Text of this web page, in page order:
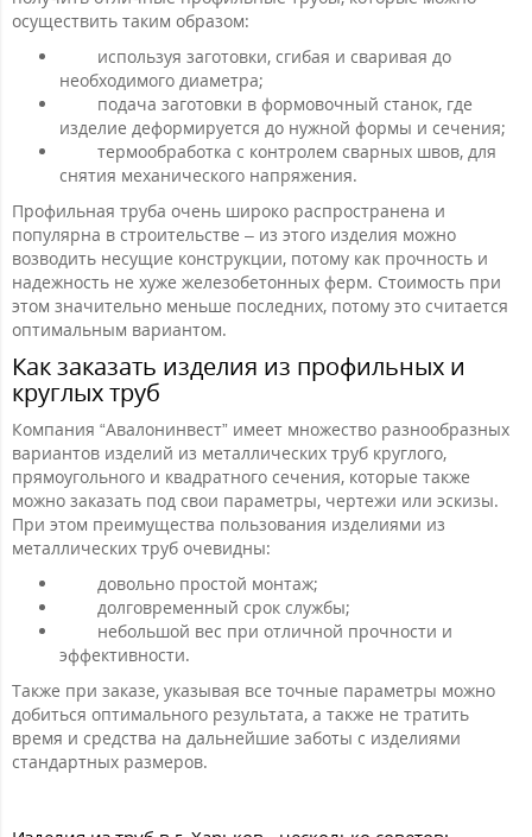
осуществить таким образом:
используя заготовки, сгибая и сваривая до
необходимого диаметра;
подача заготовки в формовочный станок, где
изделие деформируется до нужной формы и сечения;
термообработка с контролем сварных швов, для
снятия механического напряжения.
Профильная труба очень широко распространена и
популярна в строительстве – из этого изделия можно
возводить несущие конструкции, потому как прочность и
надежность не хуже железобетонных ферм. Стоимость при
этом значительно меньше последних, потому это считается
оптимальным вариантом.
Как заказать изделия из профильных и
круглых труб
Компания “Авалонинвест” имеет множество разнообразных
вариантов изделий из металлических труб круглого,
прямоугольного и квадратного сечения, которые также
можно заказать под свои параметры, чертежи или эскизы.
При этом преимущества пользования изделиями из
металлических труб очевидны:
довольно простой монтаж;
долговременный срок службы;
небольшой вес при отличной прочности и
эффективности.
Также при заказе, указывая все точные параметры можно
добиться оптимального результата, а также не тратить
время и средства на дальнейшие заботы с изделиями
стандартных размеров.